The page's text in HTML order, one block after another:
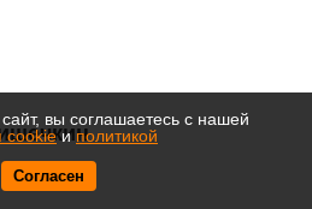
вы соглашаетесь с нашей
cookieи политикой
Согласен